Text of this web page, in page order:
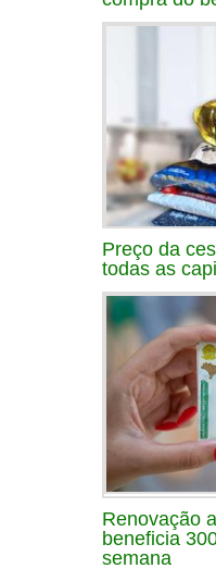
Preço da
todas as
Renovação
beneficia
semana